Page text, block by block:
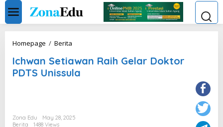
Skip
content
Homepage / Berita
Raih
Gelar
Doktor
Ichwan Setiawan Raih Gelar Doktor
PDTS Unissula
Zona Edu
May 28, 2025
Berita
1488 Views